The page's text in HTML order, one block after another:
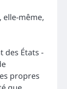
elle-même,
des États -
propres